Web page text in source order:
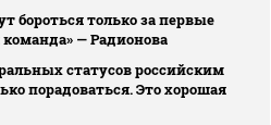
бороться только за первые
— Радионова
статусов российским
порадоваться. Это хорошая